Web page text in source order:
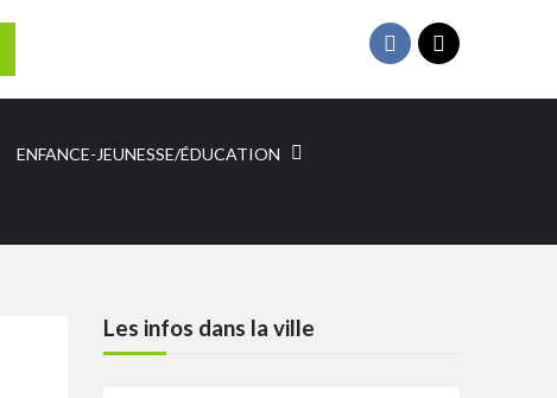
ENFANCE-JEUNESSE/ÉDUCATION
Les infos dans la ville